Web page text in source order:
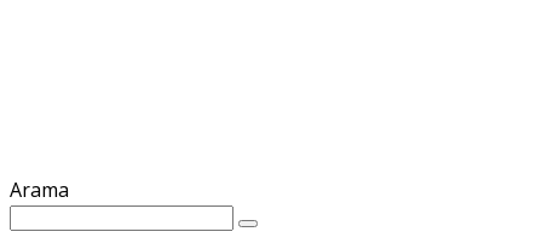
Arama